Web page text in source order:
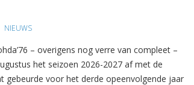
NIEUWS
– overigens nog verre van compleet –
het seizoen 2026-2027 af met de
gebeurde voor het derde opeenvolgende jaar